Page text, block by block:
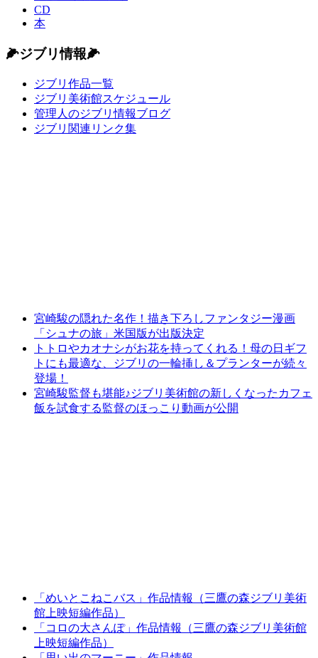
CD
本
🌽ジブリ情報🌽
ジブリ作品一覧
ジブリ美術館スケジュール
管理人のジブリ情報ブログ
ジブリ関連リンク集
宮崎駿の隠れた名作！描き下ろしファンタジー漫画
「シュナの旅」米国版が出版決定
トトロやカオナシがお花を持ってくれる！母の日ギフ
トにも最適な、ジブリの一輪挿し＆プランターが続々
登場！
宮崎駿監督も堪能♪ジブリ美術館の新しくなったカフェ
飯を試食する監督のほっこり動画が公開
「めいとこねこバス」作品情報（三鷹の森ジブリ美術
館上映短編作品）
「コロの大さんぽ」作品情報（三鷹の森ジブリ美術館
上映短編作品）